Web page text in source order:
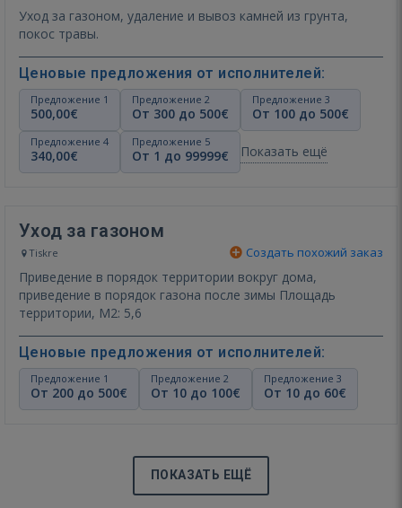
Уход за газоном, удаление и вывоз камней из грунта,
покос травы.
Ценовые предложения от исполнителей:
Предложение 1
500,00€
Предложение 2
От 300 до 500€
Предложение 3
От 100 до 500€
Предложение 4
340,00€
Предложение 5
От 1 до 99999€ Показать ещё
Уход за газоном
Tiskre Создать похожий заказ
Приведение в порядок территории вокруг дома,
приведение в порядок газона после зимы Площадь
территории, М2: 5,6
Ценовые предложения от исполнителей:
Предложение 1
От 200 до 500€
Предложение 2
От 10 до 100€
Предложение 3
От 10 до 60€
ПОКАЗАТЬ ЕЩЁ